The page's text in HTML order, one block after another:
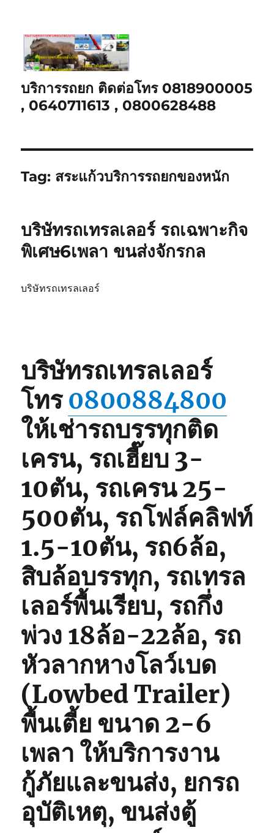
บริการรถยก ติดต่อโทร 0818900005
, 0640711613 , 0800628488
Tag: สระแก้วบริการรถยกของหนัก
บริษัทรถเทรลเลอร์ รถเฉพาะกิจ
พิเศษ6เพลา ขนส่งจักรกล
บริษัทรถเทรลเลอร์
บริษัทรถเทรลเลอร์
โทร0800884800
ให้เช่ารถบรรทุกติด
เครน, รถเฮี๊ยบ 3-
10ตัน, รถเครน 25-
500ตัน, รถโฟล์คลิฟท์
1.5-10ตัน, รถ6ล้อ,
สิบล้อบรรทุก, รถเทรล
เลอร์พื้นเรียบ, รถกึ่ง
พ่วง 18ล้อ-22ล้อ, รถ
หัวลากหางโลว์เบด
(Lowbed Trailer)
พื้นเตี้ย ขนาด 2-6
เพลา ให้บริการงาน
กู้ภัยและขนส่ง, ยกรถ
อุบัติเหตุ, ขนส่งตู้